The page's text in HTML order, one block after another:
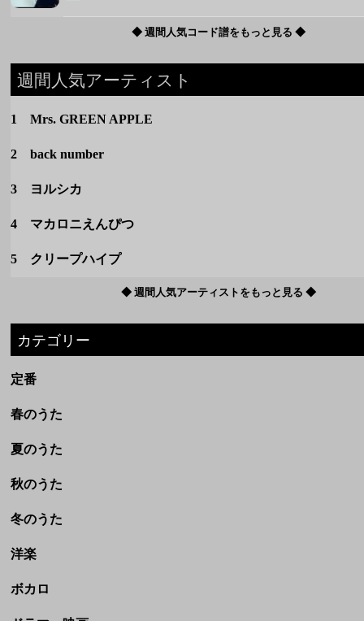
◆ 週間人気コード譜をもっと見る ◆
週間人気アーティスト
1 Mrs. GREEN APPLE
2 back number
3 ヨルシカ
4 マカロニえんぴつ
5 クリープハイプ
◆ 週間人気アーティストをもっと見る ◆
カテゴリー
定番
春のうた
夏のうた
秋のうた
冬のうた
洋楽
ボカロ